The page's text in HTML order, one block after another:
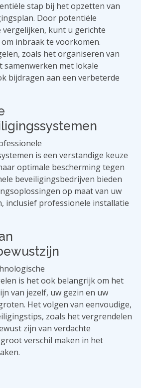
stap bij het opzetten van
Door potentiële
kunt u gerichte
inbraak te voorkomen.
zoals het organiseren van
met lokale
bijdragen aan een verbeterde
is een verstandige keuze
optimale bescherming tegen
beveiligingsbedrijven bieden
op maat van uw
inclusief professionele installatie
is het ook belangrijk om het
van jezelf, uw gezin en uw
Het volgen van eenvoudige,
zoals het vergrendelen
zijn van verdachte
verschil maken in het